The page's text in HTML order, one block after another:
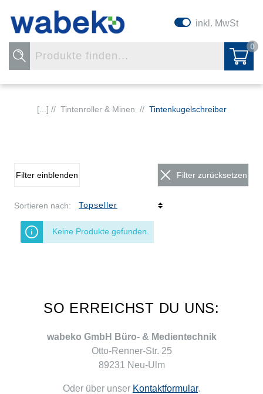
inkl. MwSt
0
[...] // Tintenroller & Minen // Tintenkugelschreiber
Filter einblenden Filter zurücksetzen
Sortieren nach:
Keine Produkte gefunden.
SO ERREICHST DU UNS:
wabeko GmbH Büro- & Medientechnik
Otto-Renner-Str. 25
89231 Neu-Ulm
Oder über unser Kontaktformular.